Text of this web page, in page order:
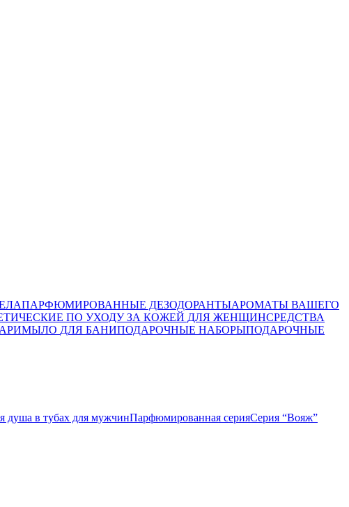
ПАРФЮМИРОВАННЫЕ ДЕЗОДОРАНТЫАРОМАТЫ ВАШЕГО
ПО УХОДУ ЗА КОЖЕЙ ДЛЯ ЖЕНЩИНСРЕДСТВА
МЫЛО ДЛЯ БАНИПОДАРОЧНЫЕ НАБОРЫПОДАРОЧНЫЕ
душа в тубах для мужчинПарфюмированная серияСерия “Вояж”